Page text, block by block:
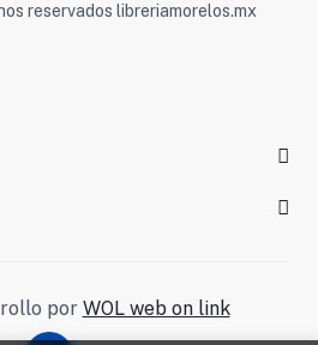
reservados libreriamorelos.mx
por WOL web on link